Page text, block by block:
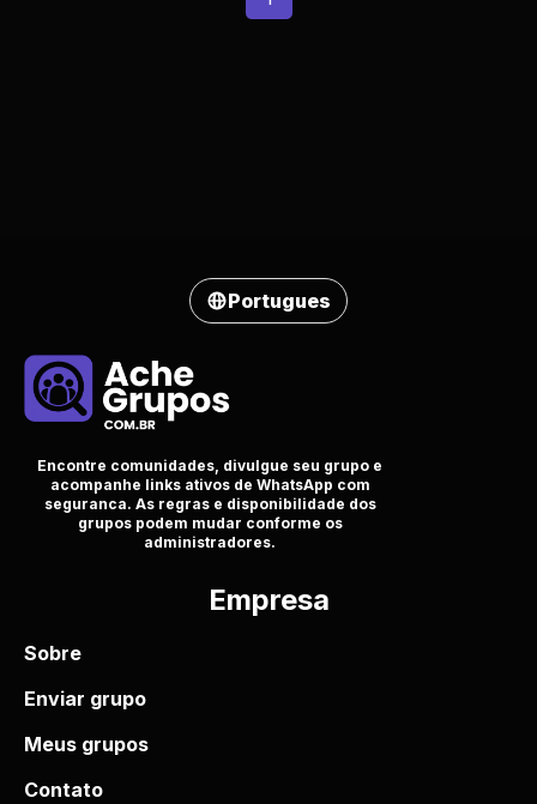
Portugues
Encontre comunidades, divulgue seu grupo e
acompanhe links ativos de WhatsApp com
seguranca. As regras e disponibilidade dos
grupos podem mudar conforme os
administradores.
Empresa
Sobre
Enviar grupo
Meus grupos
Contato